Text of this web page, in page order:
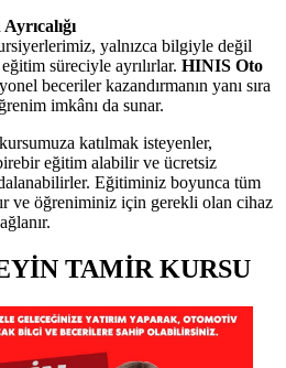
yalnızca bilgiyle değil
süreciyle ayrılırlar. HINIS Oto
beceriler kazandırmanın yanı sıra
imkânı da sunar.
katılmak isteyenler,
eğitim alabilir ve ücretsiz
Eğitiminiz boyunca tüm
ve öğreniminiz için gerekli olan cihaz
TAMİR KURSU